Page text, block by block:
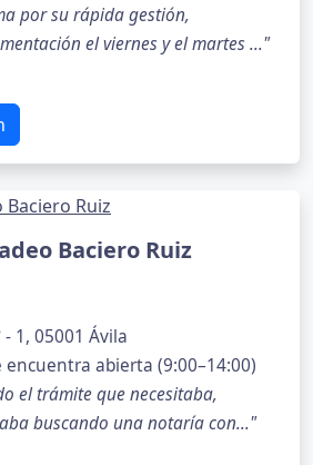
por su rápida gestión,
el viernes y el martes ..."
Baciero Ruiz
- 1, 05001 Ávila
encuentra abierta (9:00–14:00)
el trámite que necesitaba,
buscando una notaría con..."